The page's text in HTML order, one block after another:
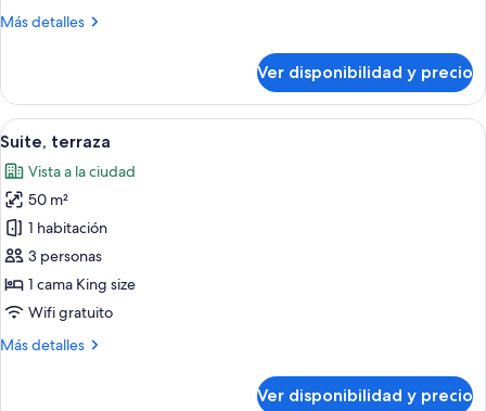
size
Más detalles
Más
1
cama
King
Ver disponibilidad y precio
Ver
todas
las
fotos
de
Suite,
terraza
Un área de estar al aire libre con
9
Suite, terraza
Vista a la ciudad
50 m²
1 habitación
3 personas
1 cama King size
Wifi gratuito
Más detalles
Más
Ver disponibilidad y precio